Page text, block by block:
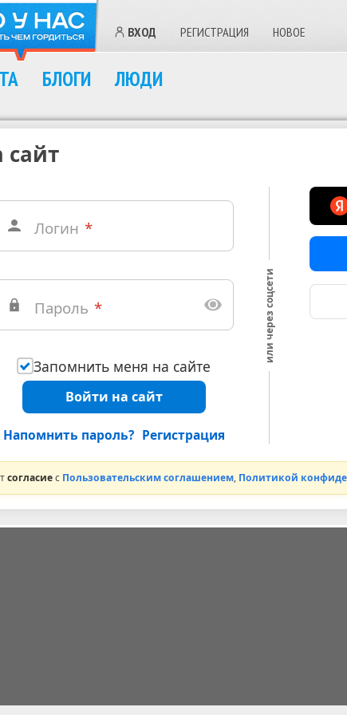
ВХОД РЕГИСТРАЦИЯ НОВОЕ
БЛОГИ ЛЮДИ
сайт
Логин *
Пароль *
Запомнить меня на сайте
Войти на сайт
Напомнить пароль? Регистрация
или через соцсети
согласиес Пользовательским соглашением, Политикой